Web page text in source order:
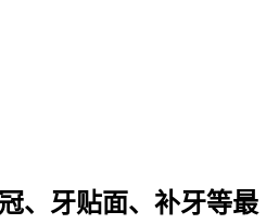
、牙贴面、补牙等最